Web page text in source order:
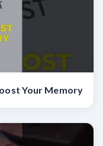
Your Memory